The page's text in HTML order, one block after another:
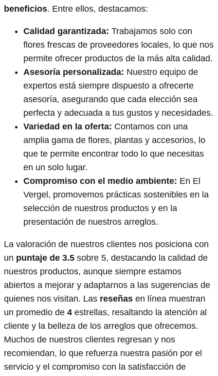
beneficios. Entre ellos, destacamos:
Calidad garantizada: Trabajamos solo con
flores frescas de proveedores locales, lo que nos
permite ofrecer productos de la más alta calidad.
Asesoría personalizada: Nuestro equipo de
expertos está siempre dispuesto a ofrecerte
asesoría, asegurando que cada elección sea
perfecta y adecuada a tus gustos y necesidades.
Variedad en la oferta: Contamos con una
amplia gama de flores, plantas y accesorios, lo
que te permite encontrar todo lo que necesitas
en un solo lugar.
Compromiso con el medio ambiente: En El
Vergel, promovemos prácticas sostenibles en la
selección de nuestros productos y en la
presentación de nuestros arreglos.
La valoración de nuestros clientes nos posiciona con
un puntaje de 3.5 sobre 5, destacando la calidad de
nuestros productos, aunque siempre estamos
abiertos a mejorar y adaptarnos a las sugerencias de
quienes nos visitan. Las reseñas en línea muestran
un promedio de 4 estrellas, resaltando la atención al
cliente y la belleza de los arreglos que ofrecemos.
Muchos de nuestros clientes regresan y nos
recomiendan, lo que refuerza nuestra pasión por el
servicio y el compromiso con la satisfacción de